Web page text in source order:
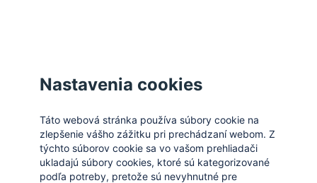
Nastavenia cookies
Táto webová stránka používa súbory cookie na
zlepšenie vášho zážitku pri prechádzaní webom. Z
týchto súborov cookie sa vo vašom prehliadači
ukladajú súbory cookies, ktoré sú kategorizované
podľa potreby, pretože sú nevyhnutné pre